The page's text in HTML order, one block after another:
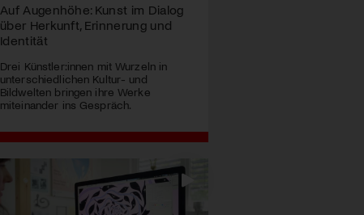
Auf Augenhöhe: Kunst im Dialog
über Herkunft, Erinnerung und
Identität
Drei Künstler:innen mit Wurzeln in
unterschiedlichen Kultur- und
Bildwelten bringen ihre Werke
miteinander ins Gespräch.